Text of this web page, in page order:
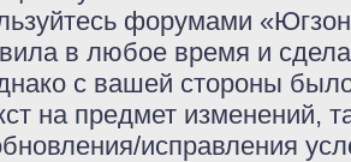
форумами
в любое время и
с вашей стороны
на предмет изменений,
исправления